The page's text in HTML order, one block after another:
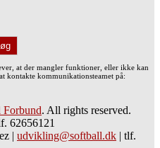
at der mangler funktioner, eller ikke kan
kontakte kommunikationsteamet på:
Forbund. All rights reserved.
62656121
| udvikling@softball.dk | tlf.